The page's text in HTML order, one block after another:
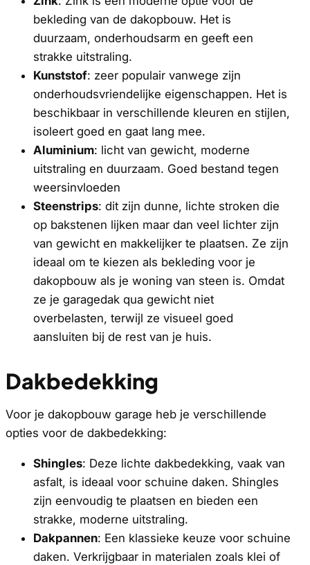
bekleding van de dakopbouw. Het is
duurzaam, onderhoudsarm en geeft een
strakke uitstraling.
Kunststof: zeer populair vanwege zijn
onderhoudsvriendelijke eigenschappen. Het is
beschikbaar in verschillende kleuren en stijlen,
isoleert goed en gaat lang mee.
Aluminium: licht van gewicht, moderne
uitstraling en duurzaam. Goed bestand tegen
weersinvloeden
Steenstrips: dit zijn dunne, lichte stroken die
op bakstenen lijken maar dan veel lichter zijn
van gewicht en makkelijker te plaatsen. Ze zijn
ideaal om te kiezen als bekleding voor je
dakopbouw als je woning van steen is. Omdat
ze je garagedak qua gewicht niet
overbelasten, terwijl ze visueel goed
aansluiten bij de rest van je huis.
Dakbedekking
Voor je dakopbouw garage heb je verschillende
opties voor de dakbedekking:
Shingles: Deze lichte dakbedekking, vaak van
asfalt, is ideaal voor schuine daken. Shingles
zijn eenvoudig te plaatsen en bieden een
strakke, moderne uitstraling.
Dakpannen: Een klassieke keuze voor schuine
daken. Verkrijgbaar in materialen zoals klei of